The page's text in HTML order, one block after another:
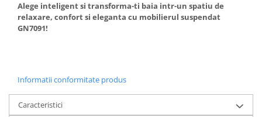
Alege inteligent si transforma-ti baia intr-un spatiu de
relaxare, confort si eleganta cu mobilierul suspendat
GN7091!
Informatii conformitate produs
Caracteristici